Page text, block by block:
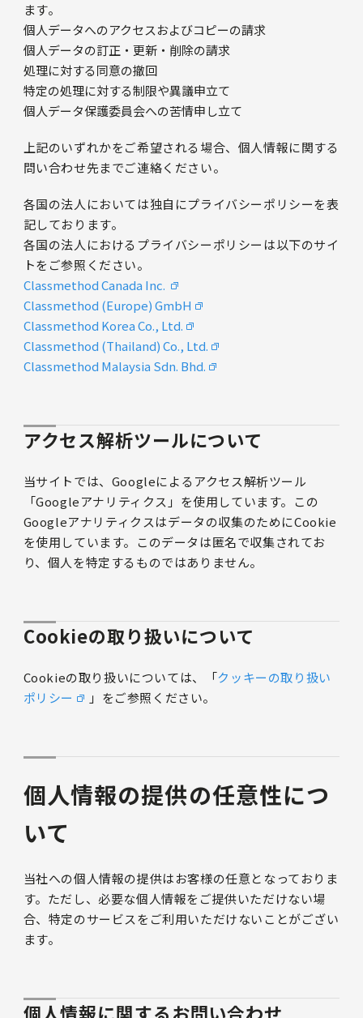
ます。
個人データへのアクセスおよびコピーの請求
個人データの訂正・更新・削除の請求
処理に対する同意の撤回
特定の処理に対する制限や異議申立て
個人データ保護委員会への苦情申し立て
上記のいずれかをご希望される場合、個人情報に関する
問い合わせ先までご連絡ください。
各国の法人においては独自にプライバシーポリシーを表
記しております。
各国の法人におけるプライバシーポリシーは以下のサイ
トをご参照ください。
Classmethod Canada Inc.
Classmethod (Europe) GmbH
Classmethod Korea Co., Ltd.
Classmethod (Thailand) Co., Ltd.
Classmethod Malaysia Sdn. Bhd.
アクセス解析ツールについて
当サイトでは、Googleによるアクセス解析ツール
「Googleアナリティクス」を使用しています。この
Googleアナリティクスはデータの収集のためにCookie
を使用しています。このデータは匿名で収集されてお
り、個人を特定するものではありません。
Cookieの取り扱いについて
Cookieの取り扱いについては、「クッキーの取り扱い
ポリシー
」をご参照ください。
個人情報の提供の任意性につ
いて
当社への個人情報の提供はお客様の任意となっておりま
す。ただし、必要な個人情報をご提供いただけない場
合、特定のサービスをご利用いただけないことがござい
ます。
個人情報に関するお問い合わせ